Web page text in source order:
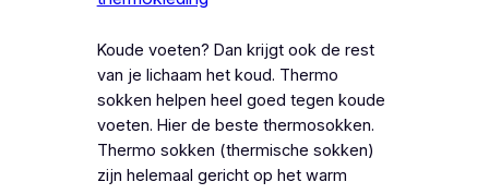
Koude voeten? Dan krijgt ook de rest
van je lichaam het koud. Thermo
sokken helpen heel goed tegen koude
voeten. Hier de beste thermosokken.
Thermo sokken (thermische sokken)
zijn helemaal gericht op het warm